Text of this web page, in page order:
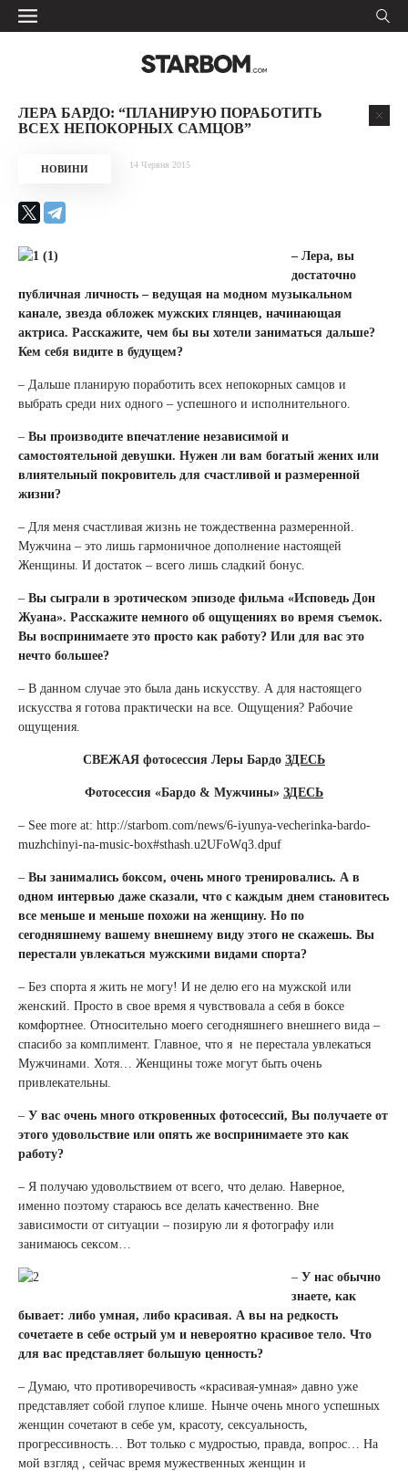
ЛЕРА БАРДО: “ПЛАНИРУЮ ПОРАБОТИТЬ
ВСЕХ НЕПОКОРНЫХ САМЦОВ”
НОВИНИ 14 Червня 2015
– Лера, вы
достаточно
публичная личность – ведущая на модном музыкальном
канале, звезда обложек мужских глянцев, начинающая
актриса. Расскажите, чем бы вы хотели заниматься дальше?
Кем себя видите в будущем?
– Дальше планирую поработить всех непокорных самцов и
выбрать среди них одного – успешного и исполнительного.
– Вы производите впечатление независимой и
самостоятельной девушки. Нужен ли вам богатый жених или
влиятельный покровитель для счастливой и размеренной
жизни?
– Для меня счастливая жизнь не тождественна размеренной.
Мужчина – это лишь гармоничное дополнение настоящей
Женщины. И достаток – всего лишь сладкий бонус.
– Вы сыграли в эротическом эпизоде фильма «Исповедь Дон
Жуана». Расскажите немного об ощущениях во время съемок.
Вы воспринимаете это просто как работу? Или для вас это
нечто большее?
– В данном случае это была дань искусству. А для настоящего
искусства я готова практически на все. Ощущения? Рабочие
ощущения.
СВЕЖАЯ фотосессия Леры Бардо ЗДЕСЬ
Фотосессия «Бардо & Мужчины» ЗДЕСЬ
– See more at: http://starbom.com/news/6-iyunya-vecherinka-bardo-
muzhchinyi-na-music-box#sthash.u2UFoWq3.dpuf
– Вы занимались боксом, очень много тренировались. А в
одном интервью даже сказали, что с каждым днем становитесь
все меньше и меньше похожи на женщину. Но по
сегодняшнему вашему внешнему виду этого не скажешь. Вы
перестали увлекаться мужскими видами спорта?
– Без спорта я жить не могу! И не делю его на мужской или
женский. Просто в свое время я чувствовала а себя в боксе
комфортнее. Относительно моего сегодняшнего внешнего вида –
спасибо за комплимент. Главное, что я не перестала увлекаться
Мужчинами. Хотя… Женщины тоже могут быть очень
привлекательны.
– У вас очень много откровенных фотосессий, Вы получаете от
этого удовольствие или опять же воспринимаете это как
работу?
– Я получаю удовольствием от всего, что делаю. Наверное,
именно поэтому стараюсь все делать качественно. Вне
зависимости от ситуации – позирую ли я фотографу или
занимаюсь сексом…
– У нас обычно
знаете, как
бывает: либо умная, либо красивая. А вы на редкость
сочетаете в себе острый ум и невероятно красивое тело. Что
для вас представляет большую ценность?
– Думаю, что противоречивость «красивая-умная» давно уже
представляет собой глупое клише. Нынче очень много успешных
женщин сочетают в себе ум, красоту, сексуальность,
прогрессивность… Вот только с мудростью, правда, вопрос… На
мой взгляд , сейчас время мужественных женщин и